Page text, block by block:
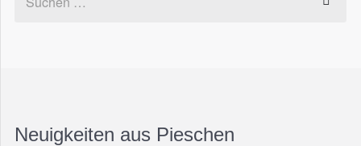
Neuigkeiten aus Pieschen